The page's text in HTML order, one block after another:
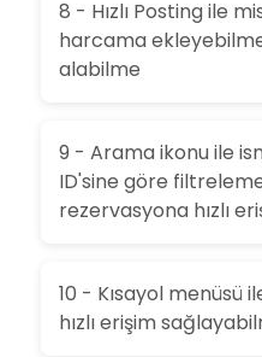
8 - Hızlı Posting ile
harcama
alabilme
9 - Arama ikonu ile
ID'sine göre
rezervasyona hızlı
10 - Kısayol menüsü
hızlı erişim